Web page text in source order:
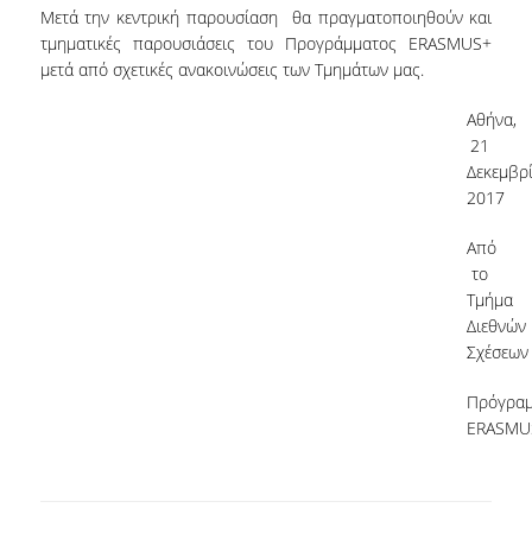
ΕΠΙΤΙΜΟΙ ΔΙΔΑΚΤΟΡΕΣ
ΕΠΙΣΚΕΠΤΕΣ ΚΑΘΗΓΗΤΕΣ
Μετά την κεντρική παρουσίαση θα πραγματοποιηθούν και
τμηματικές παρουσιάσεις του Προγράμματος ERASMUS+
μετά από σχετικές ανακοινώσεις των Τμημάτων μας.
Αθήνα,
21
2017
Από
το
Τμήμα
Διεθνών
Σχέσεων